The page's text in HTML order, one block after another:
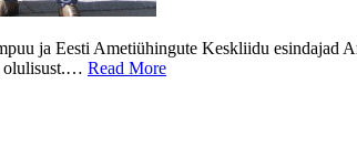
ja Eesti Ametiühingute Keskliidu
olulisust.… Read More